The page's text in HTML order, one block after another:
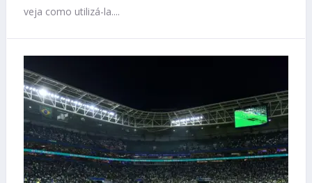
veja como utilizá-la....